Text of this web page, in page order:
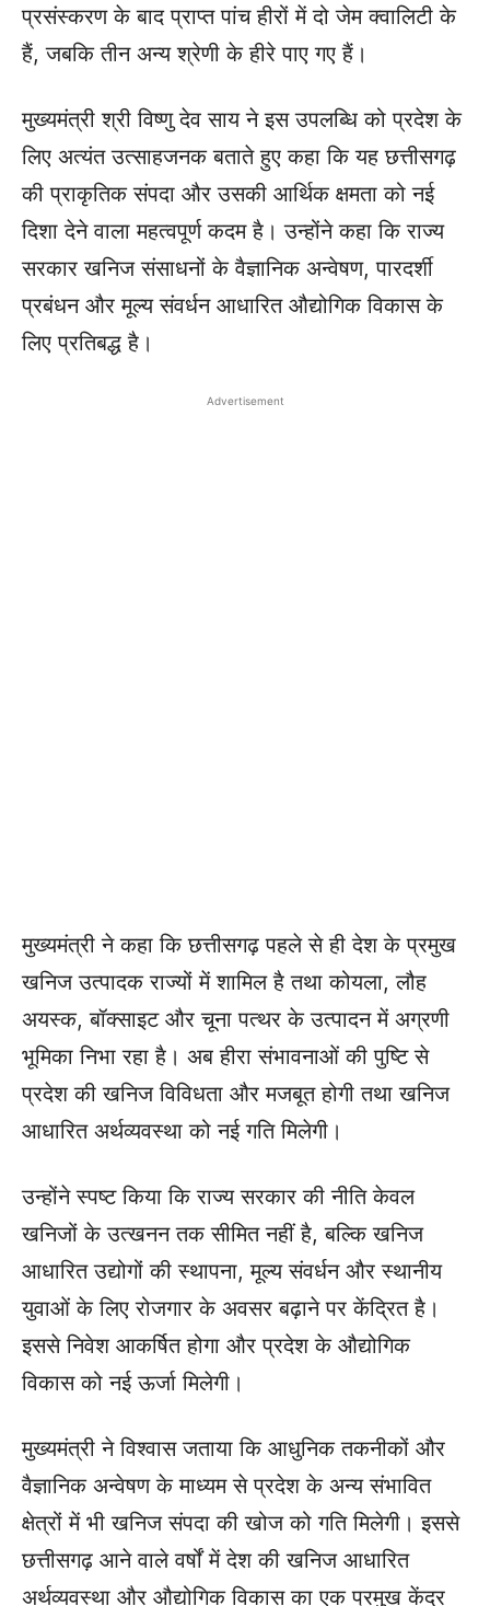
प्रसंस्करण के बाद प्राप्त पांच हीरों में दो जेम क्वालिटी के
हैं, जबकि तीन अन्य श्रेणी के हीरे पाए गए हैं।
मुख्यमंत्री श्री विष्णु देव साय ने इस उपलब्धि को प्रदेश के
लिए अत्यंत उत्साहजनक बताते हुए कहा कि यह छत्तीसगढ़
की प्राकृतिक संपदा और उसकी आर्थिक क्षमता को नई
दिशा देने वाला महत्वपूर्ण कदम है। उन्होंने कहा कि राज्य
सरकार खनिज संसाधनों के वैज्ञानिक अन्वेषण, पारदर्शी
प्रबंधन और मूल्य संवर्धन आधारित औद्योगिक विकास के
लिए प्रतिबद्ध है।
Advertisement
मुख्यमंत्री ने कहा कि छत्तीसगढ़ पहले से ही देश के प्रमुख
खनिज उत्पादक राज्यों में शामिल है तथा कोयला, लौह
अयस्क, बॉक्साइट और चूना पत्थर के उत्पादन में अग्रणी
भूमिका निभा रहा है। अब हीरा संभावनाओं की पुष्टि से
प्रदेश की खनिज विविधता और मजबूत होगी तथा खनिज
आधारित अर्थव्यवस्था को नई गति मिलेगी।
उन्होंने स्पष्ट किया कि राज्य सरकार की नीति केवल
खनिजों के उत्खनन तक सीमित नहीं है, बल्कि खनिज
आधारित उद्योगों की स्थापना, मूल्य संवर्धन और स्थानीय
युवाओं के लिए रोजगार के अवसर बढ़ाने पर केंद्रित है।
इससे निवेश आकर्षित होगा और प्रदेश के औद्योगिक
विकास को नई ऊर्जा मिलेगी।
मुख्यमंत्री ने विश्वास जताया कि आधुनिक तकनीकों और
वैज्ञानिक अन्वेषण के माध्यम से प्रदेश के अन्य संभावित
क्षेत्रों में भी खनिज संपदा की खोज को गति मिलेगी। इससे
छत्तीसगढ़ आने वाले वर्षों में देश की खनिज आधारित
अर्थव्यवस्था और औद्योगिक विकास का एक प्रमुख केंद्र